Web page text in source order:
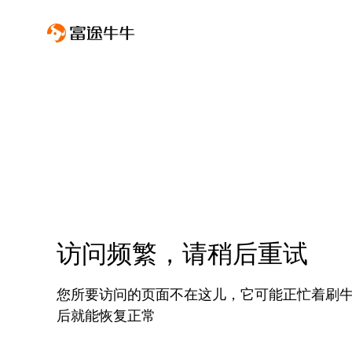
访问频繁，请稍后重试
您所要访问的页面不在这儿，它可能正忙着刷
后就能恢复正常